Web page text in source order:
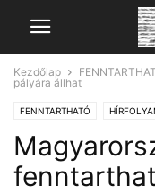
Kezdőlap
pályára állhat
FENNTARTHATÓ